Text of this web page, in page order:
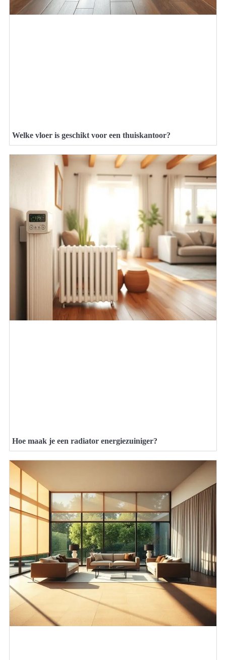
Welke vloer is geschikt voor een thuiskantoor?
Hoe maak je een radiator energiezuiniger?